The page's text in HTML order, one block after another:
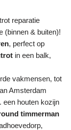
reparatie
(binnen & buiten)!
, perfect op
in een balk,
vakmensen, tot
Amsterdam
een houten kozijn
timmerman